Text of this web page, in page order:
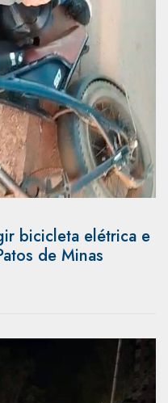
bicicleta elétrica e
de Minas